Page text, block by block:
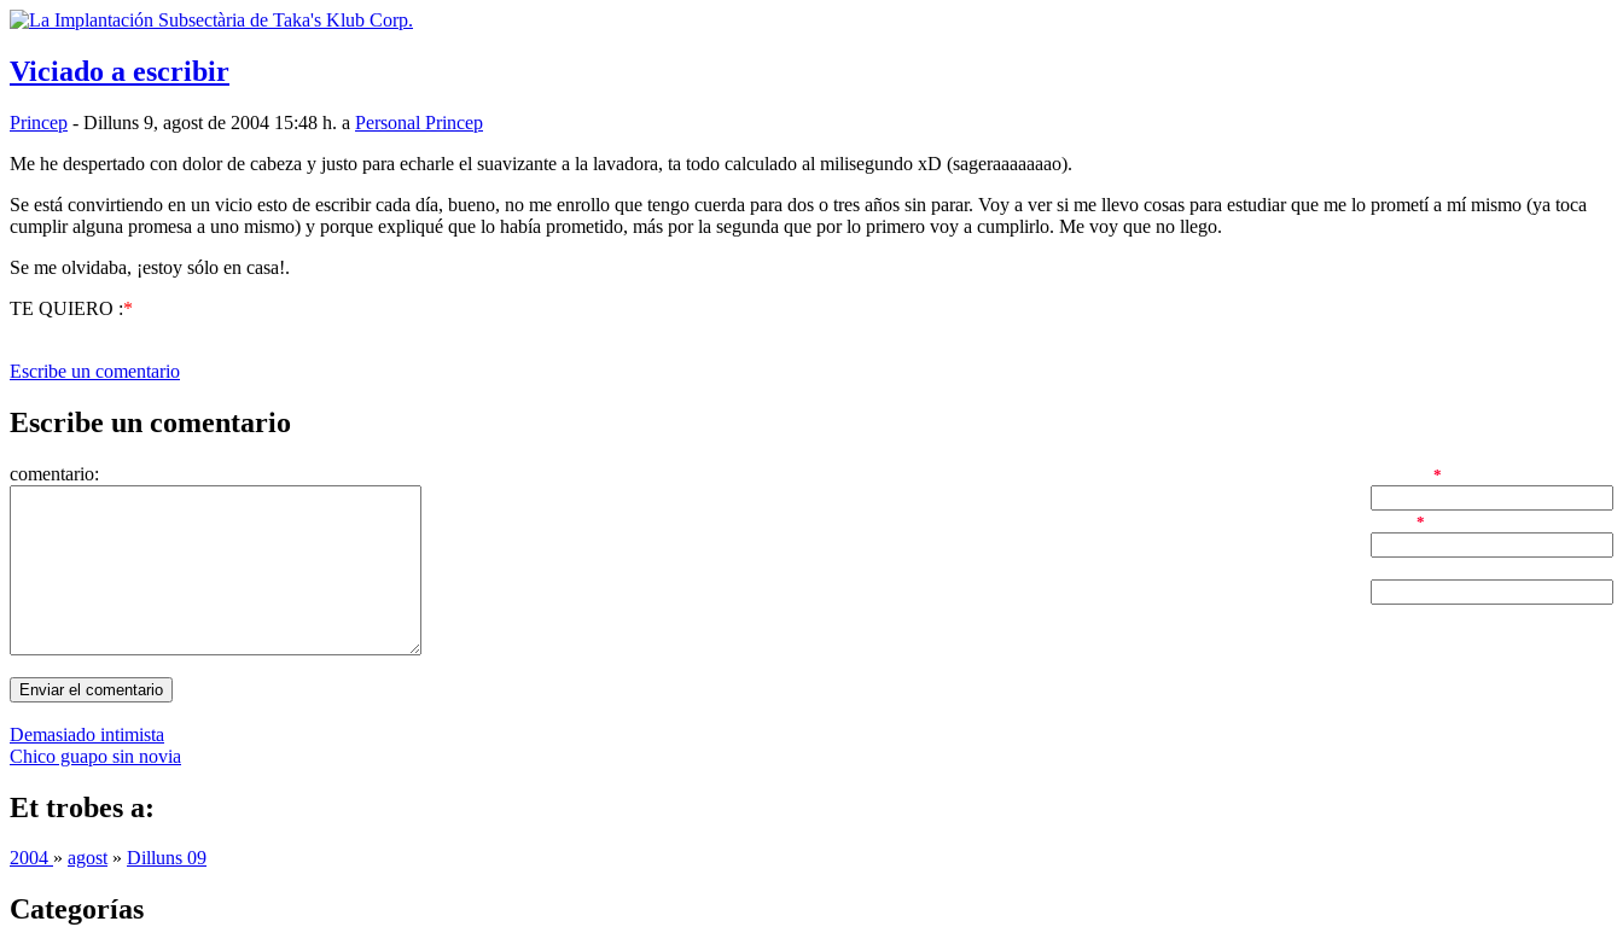
Viciado a escribir
Princep - Dilluns 9, agost de 2004 15:48 h. a Personal Princep
Me he despertado con dolor de cabeza y justo para echarle el suavizante a la lavadora, ta todo calculado al milisegundo xD (sageraaaaaaao).
Se está convirtiendo en un vicio esto de escribir cada día, bueno, no me enrollo que tengo cuerda para dos o tres años sin parar. Voy a ver si me llevo cosas para estudiar que me lo prometí a mí mismo (ya toca
cumplir alguna promesa a uno mismo) y porque expliqué que lo había prometido, más por la segunda que por lo primero voy a cumplirlo. Me voy que no llego.
Se me olvidaba, ¡estoy sólo en casa!.
TE QUIERO :*
Escribe un comentario
Escribe un comentario
*
*
comentario:
Demasiado intimista
Chico guapo sin novia
Et trobes a:
2004 » agost » Dilluns 09
Categorías